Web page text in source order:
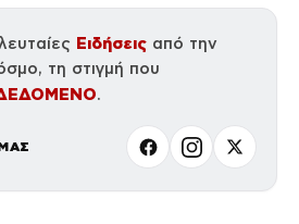
Ειδήσεις από την
τη στιγμή που
.